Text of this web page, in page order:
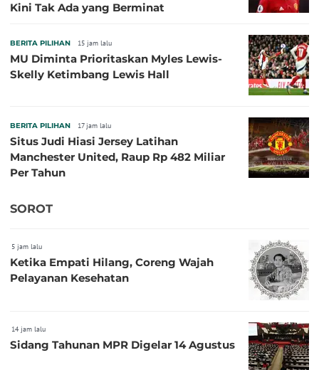
Kini Tak Ada yang Berminat
BERITA PILIHAN 15 jam lalu
MU Diminta Prioritaskan Myles Lewis-
Skelly Ketimbang Lewis Hall
BERITA PILIHAN 17 jam lalu
Situs Judi Hiasi Jersey Latihan
Manchester United, Raup Rp 482 Miliar
Per Tahun
SOROT
5 jam lalu
Ketika Empati Hilang, Coreng Wajah
Pelayanan Kesehatan
14 jam lalu
Sidang Tahunan MPR Digelar 14 Agustus